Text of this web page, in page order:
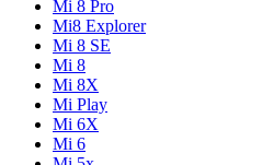
Mi 8 Pro
Mi8 Explorer
Mi 8 SE
Mi 8
Mi 8X
Mi Play
Mi 6X
Mi 6